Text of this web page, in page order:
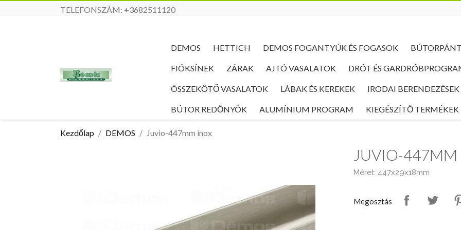
TELEFONSZÁM: +3682511120
DEMOS HETTICH DEMOS FOGANTYÚK ÉS FOGASOK
FIÓKSÍNEK ZÁRAK AJTÓ VASALATOK DRÓT ÉS
ÖSSZEKÖTŐ VASALATOK LÁBAK ÉS KEREKEK IRODAI BERENDEZÉSEK
BÚTOR REDŐNYÖK ALUMÍNIUM PROGRAM KIEGÉSZÍTŐ TERMÉKEK
Kezdőlap DEMOS Juvio-447mm inox
JUVIO-447MM
Méret: 447x29x18mm
Megosztás